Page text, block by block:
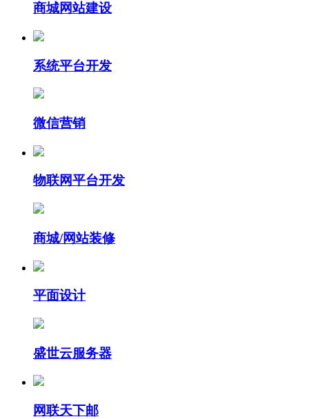
商城网站建设
系统平台开发
微信营销
物联网平台开发
商城/网站装修
平面设计
盛世云服务器
网联天下邮